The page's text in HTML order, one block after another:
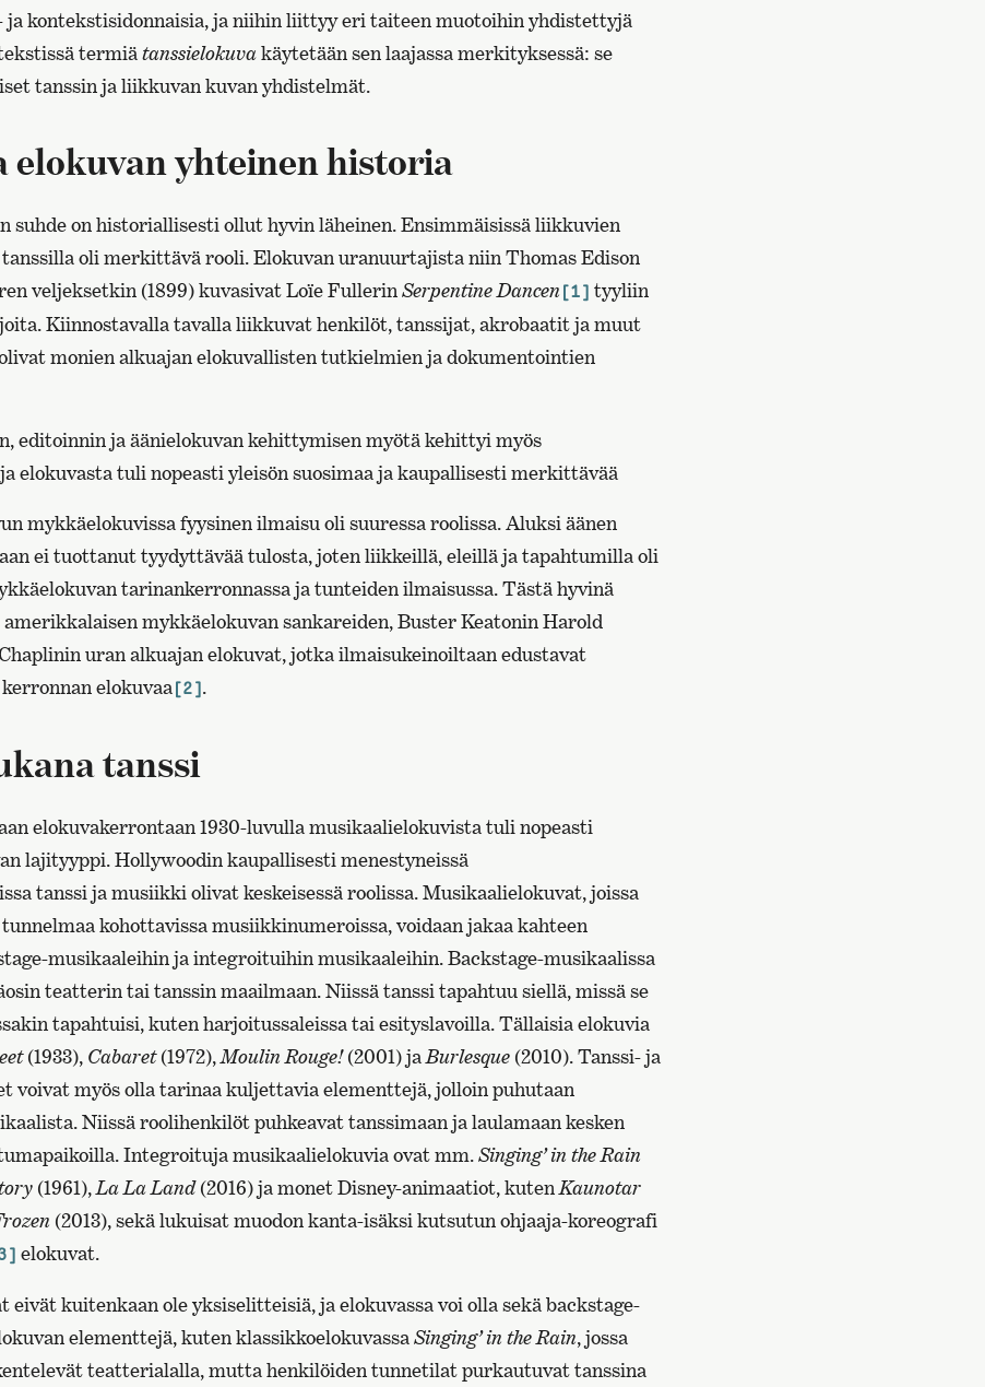
kontekstisidonnaisia, ja niihin liittyy eri taiteen muotoihin yhdistettyjä
termiätanssielokuvakäytetään sen laajassa merkityksessä: se
tanssin ja liikkuvan kuvan yhdistelmät.
elokuvan yhteinen historia
suhde on historiallisesti ollut hyvin läheinen. Ensimmäisissä liikkuvien
oli merkittävä rooli. Elokuvan uranuurtajista niin Thomas Edison
veljeksetkin (1899) kuvasivat Loïe Fullerin Serpentine Dancen[1] tyyliin
Kiinnostavalla tavalla liikkuvat henkilöt, tanssijat, akrobaatit ja muut
monien alkuajan elokuvallisten tutkielmien ja dokumentointien
editoinnin ja äänielokuvan kehittymisen myötä kehittyi myös
elokuvasta tuli nopeasti yleisön suosimaa ja kaupallisesti merkittävää
mykkäelokuvissa fyysinen ilmaisu oli suuressa roolissa. Aluksi äänen
ei tuottanut tyydyttävää tulosta, joten liikkeillä, eleillä ja tapahtumilla oli
tarinankerronnassa ja tunteiden ilmaisussa. Tästä hyvinä
mykkäelokuvan sankareiden, Buster Keatonin Harold
uran alkuajan elokuvat, jotka ilmaisukeinoiltaan edustavat
elokuvaa[2].
tanssi
elokuvakerrontaan 1930-luvulla musikaalielokuvista tuli nopeasti
lajityyppi. Hollywoodin kaupallisesti menestyneissä
tanssi ja musiikki olivat keskeisessä roolissa. Musikaalielokuvat, joissa
kohottavissa musiikkinumeroissa, voidaan jakaa kahteen
musikaaleihin ja integroituihin musikaaleihin. Backstage-musikaalissa
teatterin tai tanssin maailmaan. Niissä tanssi tapahtuu siellä, missä se
tapahtuisi, kuten harjoitussaleissa tai esityslavoilla. Tällaisia elokuvia
(1933), Cabaret(1972),Moulin Rouge!(2001) ja Burlesque (2010). Tanssi- ja
voivat myös olla tarinaa kuljettavia elementtejä, jolloin puhutaan
Niissä roolihenkilöt puhkeavat tanssimaan ja laulamaan kesken
Integroituja musikaalielokuvia ovat mm.Singing’ in the Rain
(1961), La La Land(2016) ja monet Disney-animaatiot, kuten Kaunotar
(2013), sekä lukuisat muodon kanta-isäksi kutsutun ohjaaja-koreografi
elokuvat.
eivät kuitenkaan ole yksiselitteisiä, ja elokuvassa voi olla sekä backstage-
elementtejä, kuten klassikkoelokuvassaSinging’ in the Rain, jossa
teatterialalla, mutta henkilöiden tunnetilat purkautuvat tanssina